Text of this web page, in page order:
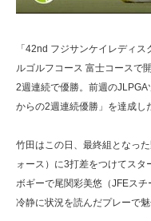
「42nd フジサンケイレディ
ルゴルフコース 富士コースで
2週連続で優勝。前週の
からの2週連続優勝」を達成し
竹田はこの日、最終組となっ
ォース）に3打差をつけてス
ボギーで尾関彩美悠（JFEス
冷静に状況を読んだプレーで魅